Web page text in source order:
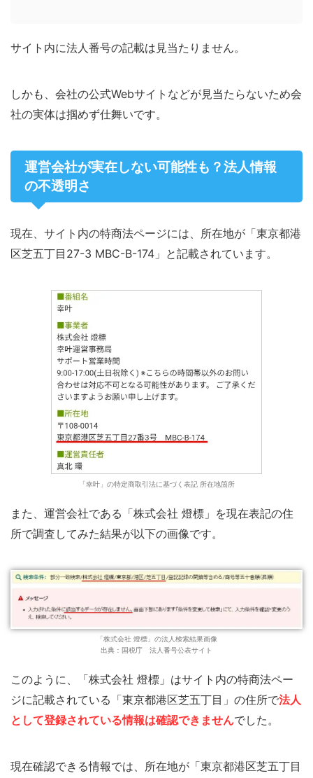
サイト内に法人番号の記載は見当たりません。
しかも、会社の公式Webサイトなどが見当たらないため会
社の実体は掴めず仕舞いです。
運営会社が実在しない可能性も？法人情報
の不透明さ
現在、サイト内の特商法ページには、所在地が「東京都港
区芝五丁目27-3 MBC-B-174」と記載されています。
「幸叶」の特定商取引法に基づく表記 所在地箇所
また、運営会社である「株式会社 燈標」を現在表記の住
所で調査してみた結果が以下の画像です。
「株式会社 燈標」の法人検索結果画像
出典：国税庁 法人番号公表サイト
このように、「株式会社 燈標」はサイト内の特商法ペー
ジに記載されている「東京都港区芝五丁目」の住所で法人
として登録されている情報は確認できませんでした。
現在確認できる情報では、所在地が「東京都港区芝五丁目